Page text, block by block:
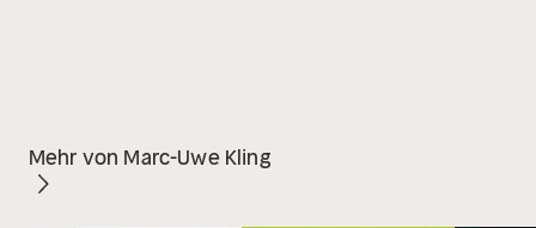
Mehr von Marc-Uwe Kling